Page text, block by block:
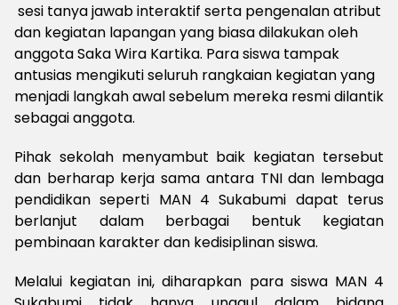
sesi tanya jawab interaktif serta pengenalan atribut
dan kegiatan lapangan yang biasa dilakukan oleh
anggota Saka Wira Kartika. Para siswa tampak
antusias mengikuti seluruh rangkaian kegiatan yang
menjadi langkah awal sebelum mereka resmi dilantik
sebagai anggota.
Pihak sekolah menyambut baik kegiatan tersebut
dan berharap kerja sama antara TNI dan lembaga
pendidikan seperti MAN 4 Sukabumi dapat terus
berlanjut dalam berbagai bentuk kegiatan
pembinaan karakter dan kedisiplinan siswa.
Melalui kegiatan ini, diharapkan para siswa MAN 4